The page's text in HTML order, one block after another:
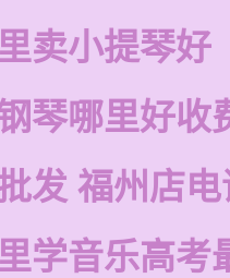
卖小提琴好
琴哪里好收
发 福州店
学音乐高考